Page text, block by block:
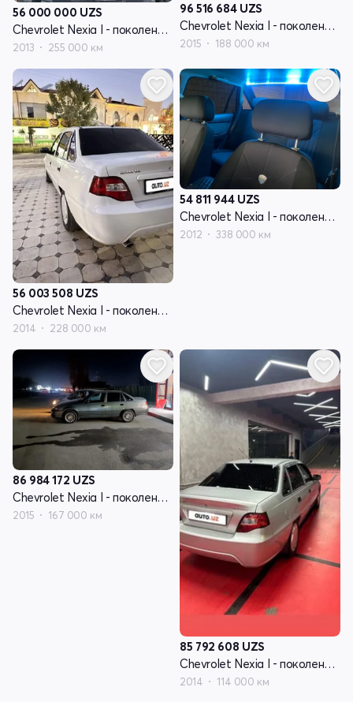
56 000 000 UZS
Chevrolet Nexia I - поколение рестайлинг
2013 255 000 км
96 516 684 UZS
Chevrolet Nexia I - поколение рестайлинг
2015 188 000 км
56 003 508 UZS
Chevrolet Nexia I - поколение рестайлинг
2014 228 000 км
54 811 944 UZS
Chevrolet Nexia I - поколение рестайлинг
2012 338 000 км
86 984 172 UZS
Chevrolet Nexia I - поколение рестайлинг
2015 167 000 км
85 792 608 UZS
Chevrolet Nexia I - поколение рестайлинг
2014 114 000 км